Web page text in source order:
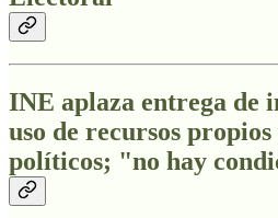
INE aplaza entrega de
uso de recursos
políticos; "no hay